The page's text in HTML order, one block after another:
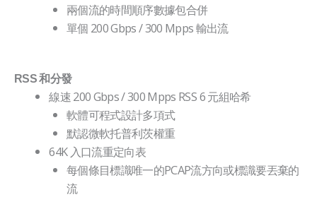
兩個流的時間順序數據包合併
單個 200 Gbps / 300 Mpps 輸出流
RSS 和分發
線速 200 Gbps / 300 Mpps RSS 6 元組哈希
軟體可程式設計多項式
默認微軟托普利茨權重
64K 入口流重定向表
每個條目標識唯一的PCAP流方向或標識要丟棄的
流